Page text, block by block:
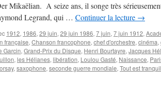
Mikaëlian. A seize ans, il songe très
Legrand, qui … Continuer la lecture →
1912, 1986, 29 juin, 29 juin 1986, 7 juin, 7 juin 1912,
française, Chanson francophone, chef d'orchestre, cinéma,
Garcin, Grand-Prix du Disque, Henri Bourtayre, Jacques
, les Hélianes, libération, Loulou Gasté, Naissance,
, saxophone, seconde guerre mondiale, Tout est